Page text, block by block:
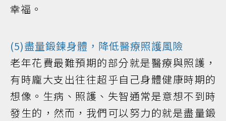
幸福。
(5)盡量鍛鍊身體，降低醫療照護風險
老年花費最難預期的部分就是醫療與照護，
有時龐大支出往往超乎自己身體健康時期的
想像。生病、照護、失智通常是意想不到時
發生的，然而，我們可以努力的就是盡量鍛